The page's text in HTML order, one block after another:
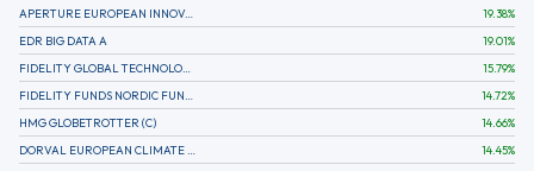
APERTURE EUROPEAN INNOVATION 19.38%
EDR BIG DATA A
19.01%
15.79%
14.72%
HMG GLOBETROTTER (C)
14.66%
14.45%